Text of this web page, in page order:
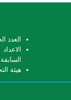
العدد
الاعداد
السابقة
هيئة